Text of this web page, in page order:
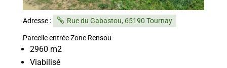
Adresse : Rue du Gabastou, 65190 Tournay
Parcelle entrée Zone Rensou
2960 m2
Viabilisé